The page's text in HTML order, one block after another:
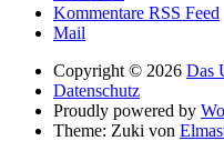
Kommentare RSS Feed
Mail
Copyright © 2026 Das
Datenschutz
Proudly powered by
Theme: Zuki von